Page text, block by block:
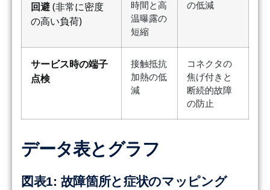
回避(非常に密度
の高い負荷)
時間と高
温曝露の
短縮
の低減
サービス時の端子
点検
接触抵抗
加熱の低
減
コネクタの
焦げ付きと
断続的故障
の防止
データ表とグラフ
図表1: 故障箇所と症状のマッピング